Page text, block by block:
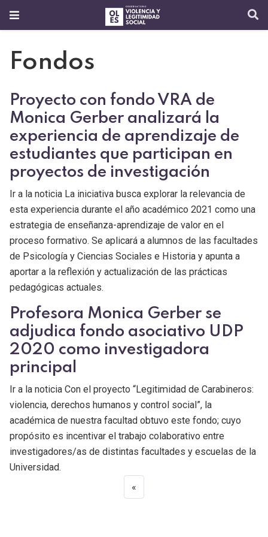
Fondos
Proyecto con fondo VRA de
Monica Gerber analizará la
experiencia de aprendizaje de
estudiantes que participan en
proyectos de investigación
Ir a la noticia La iniciativa busca explorar la relevancia de
esta experiencia durante el año académico 2021 como una
estrategia de enseñanza-aprendizaje de valor en el
proceso formativo. Se aplicará a alumnos de las facultades
de Psicología y Ciencias Sociales e Historia y apunta a
aportar a la reflexión y actualización de las prácticas
pedagógicas actuales.
Profesora Monica Gerber se
adjudica fondo asociativo UDP
2020 como investigadora
principal
Ir a la noticia Con el proyecto “Legitimidad de Carabineros:
violencia, derechos humanos y control social”, la
académica de nuestra facultad obtuvo este fondo; cuyo
propósito es incentivar el trabajo colaborativo entre
investigadores/as de distintas facultades y escuelas de la
Universidad.
«